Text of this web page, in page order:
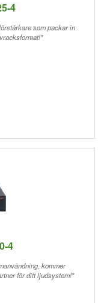
4
som packar in
4
kommer
för ditt ljudsystem!"